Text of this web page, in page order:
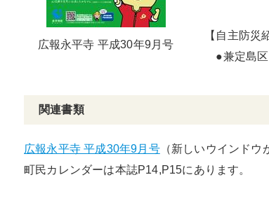
広報永平寺 平成30年9月号
【自主防災
●兼定島区
関連書類
広報永平寺 平成30年9月号（新しいウインドウ
町民カレンダーは本誌P14,P15にあります。